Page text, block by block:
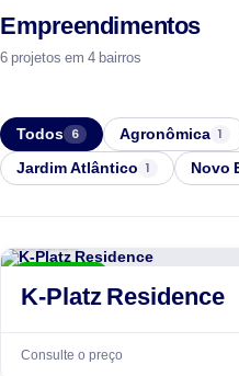
Empreendimentos
6 projetos em 4 bairros
Todos 6 Agronômica 1
Jardim Atlântico 1 Novo
K-Platz Residence
Consulte o preço